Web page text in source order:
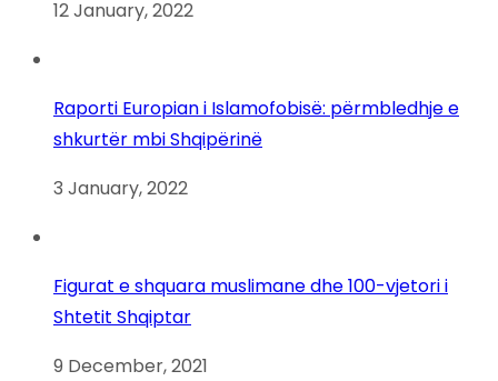
12 January, 2022
Raporti Europian i Islamofobisë: përmbledhje e
shkurtër mbi Shqipërinë
3 January, 2022
Figurat e shquara muslimane dhe 100-vjetori i
Shtetit Shqiptar
9 December, 2021